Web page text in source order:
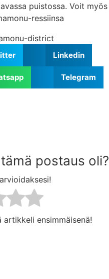
puistossa. Voit myös
ressiinsa
Linkedin
Telegram
postaus oli?
artikkeli ensimmäisenä!